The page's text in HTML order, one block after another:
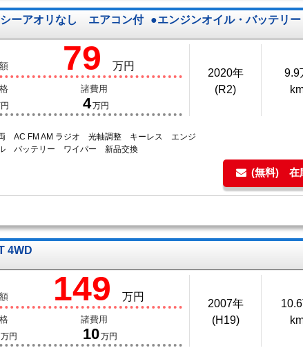
ーアオリなし エアコン付 ●エンジンオイル・バッテリ
79 万円
諸費用
4万円
2020年
(R2)
9.9
AC FM AM ラジオ 光軸調整 キーレス エンジ
バッテリー ワイパー 新品交換
(無料) 在
4WD
149 万円
万円
諸費用
10万円
2007年
(H19)